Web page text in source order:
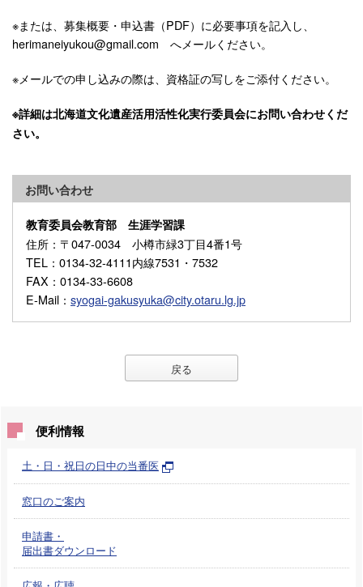
※または、募集概要・申込書（PDF）に必要事項を記入し、
herimaneiyukou@gmail.com へメールください。
※メールでの申し込みの際は、資格証の写しをご添付ください。
※詳細は北海道文化遺産活用活性化実行委員会にお問い合わせくだ
さい。
お問い合わせ
教育委員会教育部 生涯学習課
住所 ：〒047-0034 小樽市緑3丁目4番1号
TEL ：0134-32-4111内線7531・7532
FAX ：0134-33-6608
E-Mail ： syogai-gakusyuka@city.otaru.lg.jp
戻る
便利情報
土・日・祝日の日中の当番医
窓口のご案内
申請書・
届出書ダウンロード